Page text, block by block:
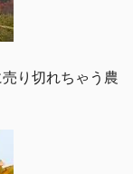
り切れちゃう農